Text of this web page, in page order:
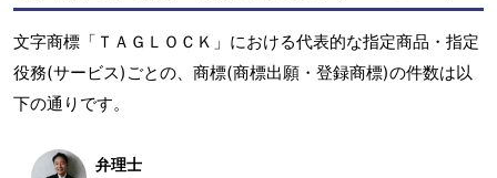
文字商標「ＴＡＧＬＯＣＫ」における代表的な指定商品・指定
役務(サービス)ごとの、商標(商標出願・登録商標)の件数は以
下の通りです。
弁理士